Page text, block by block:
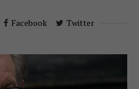
Facebook Twitter